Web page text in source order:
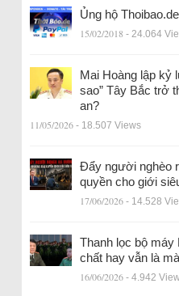
Ủng hộ Thoibao.de
15/02/2018 - 24.064
Mai Hoàng lập kỷ
sao” Tây Bắc trở
an?
11/05/2026 - 18.507 Views
Đẩy người nghèo
quyền cho giới
17/06/2026 - 14.528
Thanh lọc bộ máy
chất hay vẫn là
16/06/2026 - 4.942